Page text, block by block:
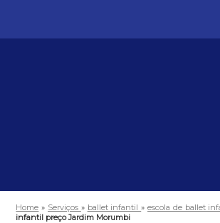
Home » Serviços » ballet infantil»escola de ballet
infantil preço Jardim Morumbi